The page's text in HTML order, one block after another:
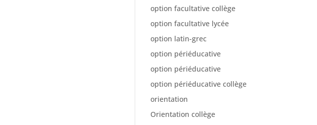
option facultative collège
option facultative lycée
option latin-grec
option périéducative
option périéducative
option périéducative collège
orientation
Orientation collège